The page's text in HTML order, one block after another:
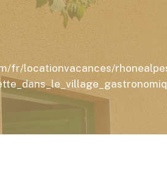
fr/locationvacances/